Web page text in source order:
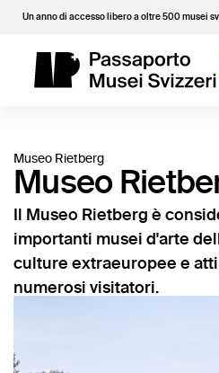
Un anno di accesso libero a oltre 500 musei
Museo Rietberg
Museo
Il Museo Rietberg è
importanti musei d'arte
culture extraeuropee e
numerosi visitatori.